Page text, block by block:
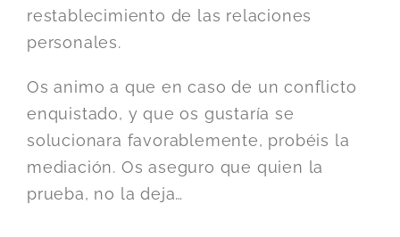
restablecimiento de las relaciones
personales.
Os animo a que en caso de un conflicto
enquistado, y que os gustaría se
solucionara favorablemente, probéis la
mediación. Os aseguro que quien la
prueba, no la deja…